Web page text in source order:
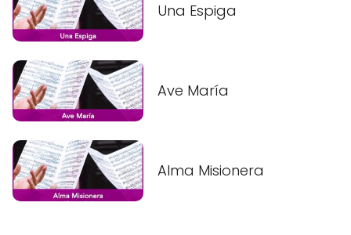
Una Espiga
Ave María
Alma Misionera